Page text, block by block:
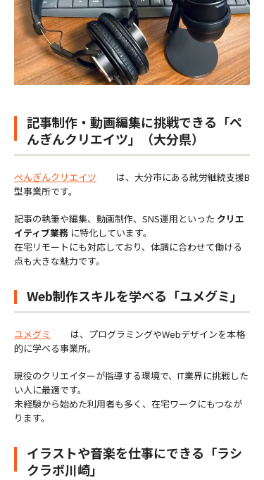
記事制作・動画編集に挑戦できる「ぺ
んぎんクリエイツ」（大分県）
ぺんぎんクリエイツ
は、大分市にある就労継続支援B
型事業所です。
記事の執筆や編集、動画制作、SNS運用といった クリエ
イティブ業務 に特化しています。
在宅リモートにも対応しており、体調に合わせて働ける
点も大きな魅力です。
Web制作スキルを学べる「ユメグミ」
ユメグミ
は、プログラミングやWebデザインを本格
的に学べる事業所。
現役のクリエイターが指導する環境で、IT業界に挑戦した
い人に最適です。
未経験から始めた利用者も多く、在宅ワークにもつなが
ります。
イラストや音楽を仕事にできる「ラシ
クラボ川崎」